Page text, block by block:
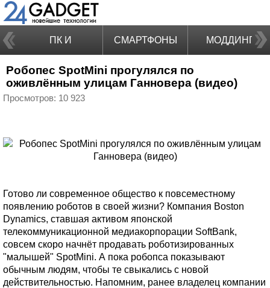
ПК И
НОУТБУКИ
СМАРТФОНЫ МОДДИНГ
Робопес SpotMini прогулялся по
оживлённым улицам Ганновера (видео)
Просмотров: 10 923
Готово ли современное общество к повсеместному
появлению роботов в своей жизни? Компания Boston
Dynamics, ставшая активом японской
телекоммуникационной медиакорпорации SoftBank,
совсем скоро начнёт продавать роботизированных
"малышей" SpotMini. А пока робопса показывают
обычным людям, чтобы те свыкались с новой
действительностью. Напомним, ранее владелец компании